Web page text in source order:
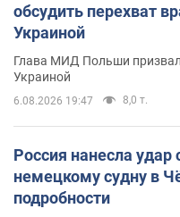
обсудить перехват
Украиной
Глава МИД Польши
Украиной
6.08.2026 19:47 8,0 т.
Россия нанесла
немецкому судну в
подробности